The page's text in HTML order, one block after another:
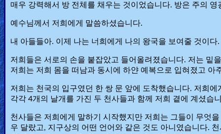
Videos
🎞
Godly
Movies
🎞
매우 강력해서 방 전체를 채우는 것이었습니다. 방은 주의
예수님께서 저희에게 말씀하셨습니다.
내 아들들아. 이제 나는 너희에게 나의 왕국을 보여줄 것이
저희들은 서로의 손을 붙잡았고 들어올려졌습니다. 저는 밑
저희는 저희 몸을 떠남과 동시에 하얀 예복으로 입혀졌고 아
저희는 천국의 입구였던 한 쌍 문 앞에 도착했습니다. 저희
각각 4개의 날개를 가진 두 천사들과 함께 저희 곁에 계셨습
천사들은 저희에게 말하기 시작했지만 저희는 그들이 무엇
우 달랐고, 지구상의 어떤 언어와 같은 것도 아니였습니다.